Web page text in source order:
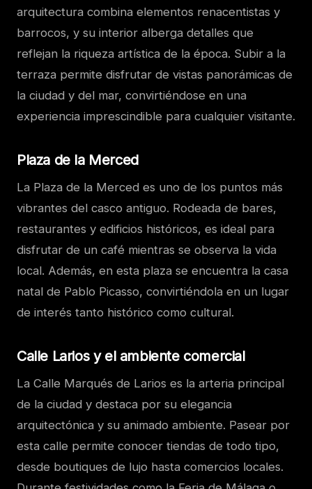
arquitectura combina elementos renacentistas y
barrocos, y su interior alberga detalles que
reflejan la riqueza artística de la época. Subir a la
terraza permite disfrutar de vistas panorámicas de
la ciudad y del mar, convirtiéndose en una
experiencia imprescindible para cualquier visitante.
Plaza de la Merced
La Plaza de la Merced es uno de los puntos más
vibrantes del casco antiguo. Rodeada de bares,
restaurantes y edificios históricos, es ideal para
disfrutar de un café mientras se observa la vida
local. Además, en esta plaza se encuentra la casa
natal de Pablo Picasso, convirtiéndola en un lugar
de interés tanto histórico como cultural.
Calle Larios y el ambiente comercial
La Calle Marqués de Larios es la arteria principal
de la ciudad y destaca por su elegancia
arquitectónica y su animado ambiente. Pasear por
esta calle permite conocer tiendas de todo tipo,
desde boutiques de lujo hasta comercios locales.